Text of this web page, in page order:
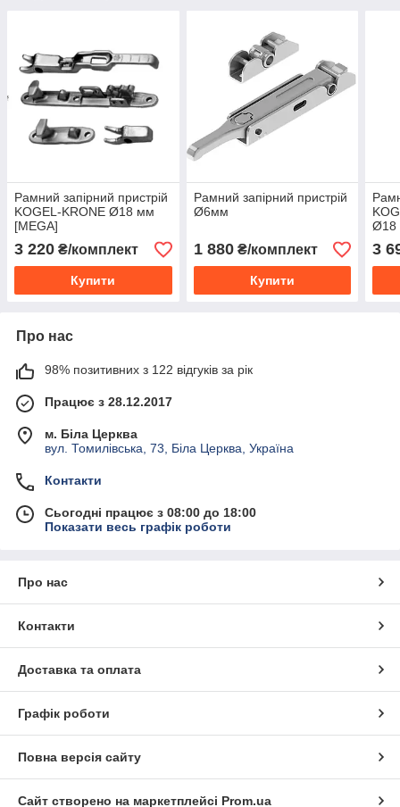
Рамний запірний пристрій
KOGEL-KRONE Ø18 мм
[MEGA]
3 220 ₴/комплект
Купити
Рамний запірний пристрій
Ø6мм
1 880₴/комплект
Купити
Ø18
3
Про нас
98% позитивних з 122 відгуків за рік
Працює з 28.12.2017
м. Біла Церква
вул. Томилівська, 73, Біла Церква, Україна
Контакти
Сьогодні працює з 08:00 до 18:00
Показати весь графік роботи
Про нас
Контакти
Доставка та оплата
Графік роботи
Повна версія сайту
Сайт створено на маркетплейсі Prom.ua